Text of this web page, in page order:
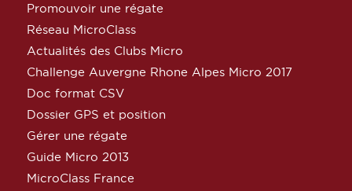
Promouvoir une régate
Réseau MicroClass
Actualités des Clubs Micro
Challenge Auvergne Rhone Alpes Micro 2017
Doc format CSV
Dossier GPS et position
Gérer une régate
Guide Micro 2013
MicroClass France